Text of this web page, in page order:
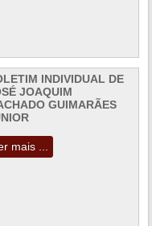
INDIVIDUAL DE
JOAQUIM
GUIMARÃES
mais ...